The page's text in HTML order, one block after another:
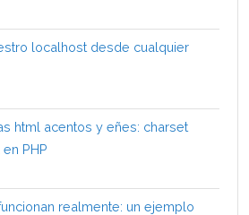
localhost desde cualquier
html acentos y eñes: charset
PHP
realmente: un ejemplo